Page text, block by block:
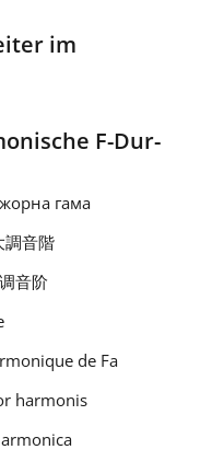
im
F-Dur-
гама
調音階
音阶
de Fa
harmonis